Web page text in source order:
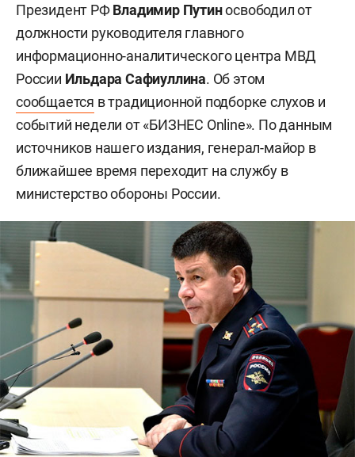
Президент РФВладимир Путиносвободил от
должности руководителя главного
информационно-аналитического центра МВД
России Ильдара Сафиуллина. Об этом
сообщается в традиционной подборке слухов и
событий недели от «БИЗНЕС Online». По данным
источников нашего издания, генерал-майор в
ближайшее время переходит на службу в
министерство обороны России.